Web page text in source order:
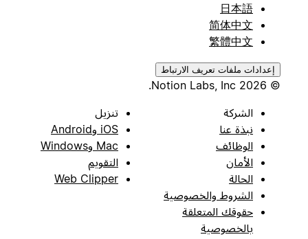
日本語
简体中文
繁體中文
إعدادات ملفات تعريف الارتباط
الشركة
نبذة عنا
الوظائف
الأمان
الحالة
الشروط والخصوصية
حقوقك المتعلقة
بالخصوصية
تنزيل
iOS وAndroid
Mac وWindows
التقويم
Web Clipper